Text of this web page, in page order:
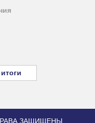
итоги
ЗАЩИЩЕНЫ